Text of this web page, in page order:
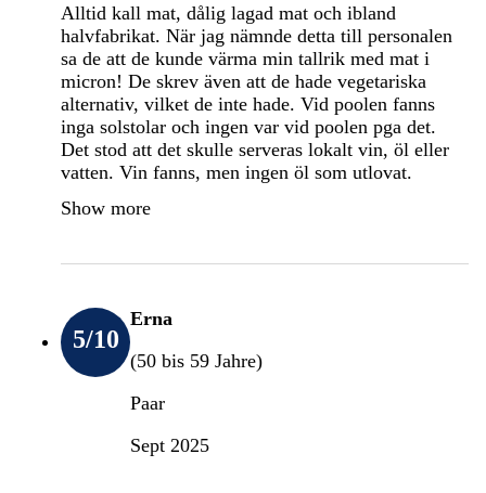
Alltid kall mat, dålig lagad mat och ibland
halvfabrikat. När jag nämnde detta till personalen
sa de att de kunde värma min tallrik med mat i
micron! De skrev även att de hade vegetariska
alternativ, vilket de inte hade. Vid poolen fanns
inga solstolar och ingen var vid poolen pga det.
Det stod att det skulle serveras lokalt vin, öl eller
vatten. Vin fanns, men ingen öl som utlovat.
Show more
5/10
Erna
(50 bis 59 Jahre)
Paar
Sept 2025